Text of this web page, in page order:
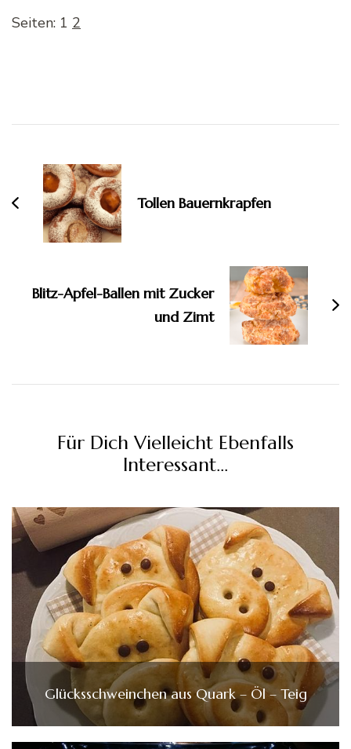
Seiten: 1 2
Tollen Bauernkrapfen
Blitz-Apfel-Ballen mit Zucker
und Zimt
Für Dich Vielleicht Ebenfalls
Interessant...
Glücksschweinchen aus Quark – Öl – Teig